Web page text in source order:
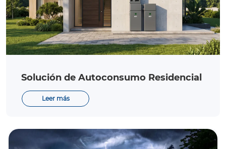
Solución de Autoconsumo Residencial
Leer más